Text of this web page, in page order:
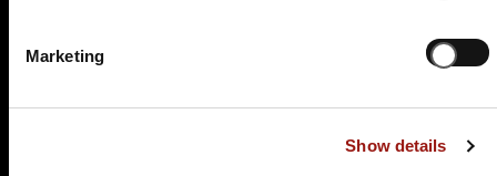
Marketing
Show details